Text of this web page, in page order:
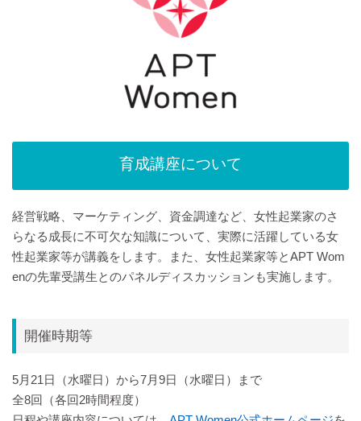
育成講座について
経営戦略、マーケティング、資金調達など、女性起業家のさ
らなる成長に不可欠な知識について、実際に活躍している女
性起業家等が講義をします。また、女性起業家等とAPT Wom
enの先輩受講生とのパネルディスカッションも実施します。
開催時期等
5月21日（水曜日）から7月9日（水曜日）まで
全8回（各回2時間程度）